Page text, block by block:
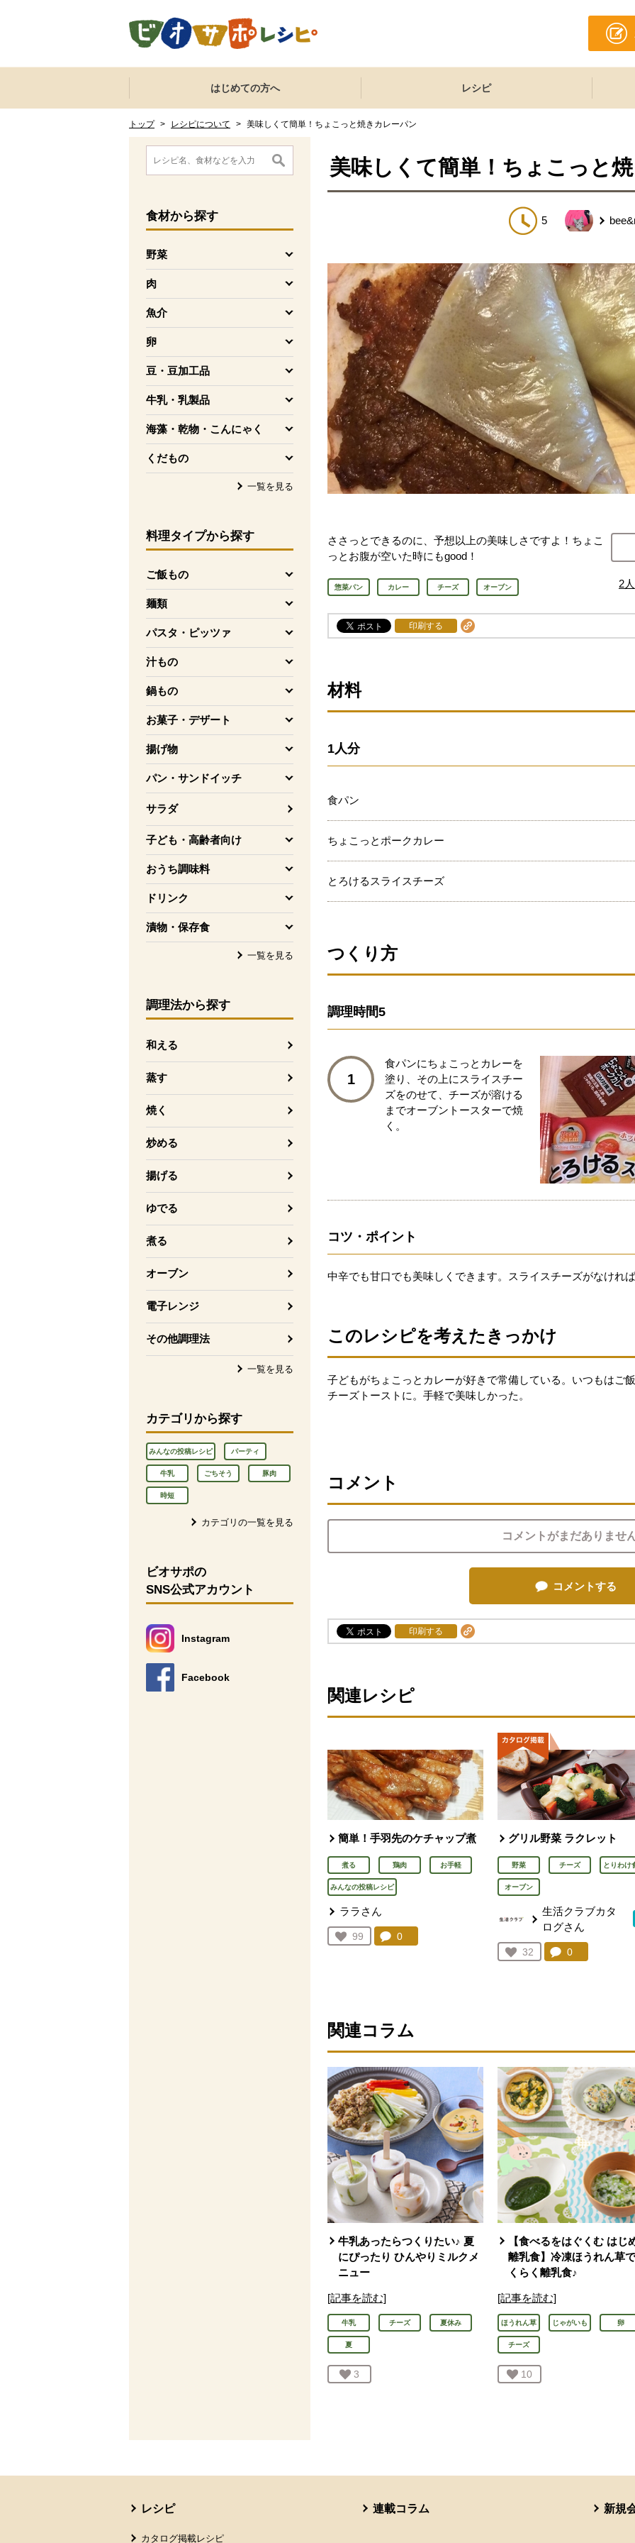
ここからサイト内共通メニューです。
サイト内共通メニューをスキップする
はじめての方へ レシピ
トップ > レシピについて > 美味しくて簡単！ちょこっと焼きカレーパン
ここから消費材検索メニューです。
食材から探す
野菜
を開く
肉
を開く
魚介
を開く
卵
を開く
豆・豆加工品
を開く
牛乳・乳製品
を開く
海藻・乾物・こんにゃく
を開く
くだもの
を開く
一覧を見る
料理タイプから探す
ご飯もの
を開く
麺類
を開く
パスタ・ピッツァ
を開く
汁もの
を開く
鍋もの
を開く
お菓子・デザート
を開く
揚げ物
を開く
パン・サンドイッチ
を開く
サラダ
子ども・高齢者向け
を開く
おうち調味料
を開く
ドリンク
を開く
漬物・保存食
を開く
一覧を見る
調理法から探す
和える
蒸す
焼く
炒める
揚げる
ゆでる
煮る
オーブン
電子レンジ
その他調理法
一覧を見る
カテゴリから探す
みんなの投稿レシピ パーティ
牛乳 ごちそう 豚肉
時短
カテゴリの一覧を見る
消費材検索メニューここまで。
ここから本文です。
ビオサポの
SNS公式アカウント
Instagram
別のウィンドウで開きます。
Facebook
別のウィンドウで開きます。
美味しくて簡単！ちょこっと
5
ささっとできるのに、予想以上の美味しさですよ！ちょこ
っとお腹が空いた時にもgood！
惣菜パン カレー チーズ オーブン 2人
印刷する
材料
1人分
食パン
ちょこっとポークカレー
とろけるスライスチーズ
つくり方
調理時間5
1
食パンにちょこっとカレーを
塗り、その上にスライスチー
ズをのせて、チーズが溶ける
までオーブントースターで焼
く。
コツ・ポイント
中辛でも甘口でも美味しくできます。スライスチーズがなけれ
このレシピを考えたきっかけ
子どもがちょこっとカレーが好きで常備している。いつもはご
チーズトーストに。手軽で美味しかった。
コメント
コメントがまだありません
コメントする
印刷する
関連レシピ
簡単！手羽先のケチャップ煮
煮る 鶏肉 お手軽
みんなの投稿レシピ
ララさん
お気に入り登録：
99
人が登録
コメント：
0
グリル野菜 ラクレット
野菜 チーズ とりわけ
オーブン
生活クラブカタ
ログさん
お気に入り登録：
32
人が登録
コメント：
0件。コメント
関連コラム
牛乳あったらつくりたい♪ 夏
にぴったり ひんやりミルクメ
ニュー
[記事を読む]
牛乳 チーズ 夏休み
夏
お気に入り登録：
3
【食べるをはぐくむ はじ
離乳食】冷凍ほうれん草
くらく離乳食♪
[記事を読む]
ほうれん草 じゃがいも 卵
チーズ
お気に入り登録：
10人が登録
レシピ
カタログ掲載レシピ
連載コラム 新規